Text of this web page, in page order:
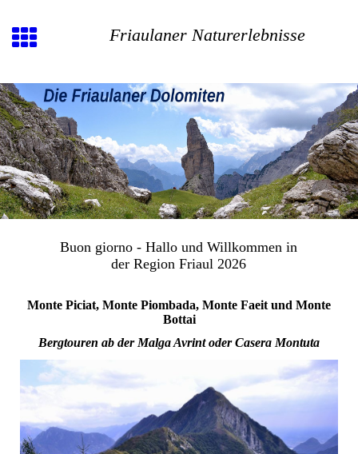
Friaulaner Naturerlebnisse
Buon giorno - Hallo und Willkommen in
der Region Friaul 2026
Monte Piciat, Monte Piombada, Monte Faeit und Monte
Bottai
Bergtouren ab der Malga Avrint oder Casera Montuta